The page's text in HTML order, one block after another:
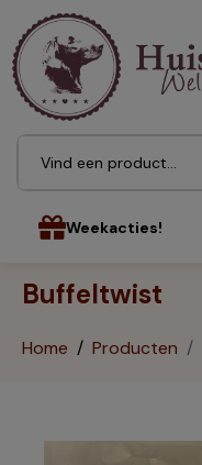
Weekacties!
Buffeltwist
Home Producten